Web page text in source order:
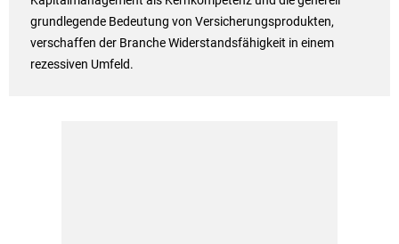
grundlegende Bedeutung von Versicherungsprodukten,
verschaffen der Branche Widerstandsfähigkeit in einem
rezessiven Umfeld.